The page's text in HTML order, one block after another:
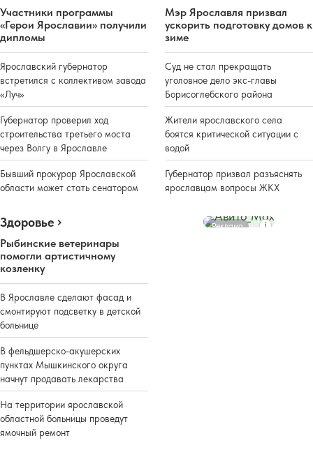
Участники программы
«Герои Ярославии» получили
дипломы
Ярославский губернатор
встретился с коллективом завода
«Луч»
Губернатор проверил ход
строительства третьего моста
через Волгу в Ярославле
Бывший прокурор Ярославской
области может стать сенатором
Мэр Ярославля призвал
ускорить подготовку домов к
зиме
Суд не стал прекращать
уголовное дело экс-главы
Борисоглебского района
Жители ярославского села
боятся критической ситуации с
водой
Губернатор призвал разъяснять
ярославцам вопросы ЖКХ
Здоровье
Рыбинские ветеринары
помогли артистичному
козленку
В Ярославле сделают фасад и
смонтируют подсветку в детской
больнице
В фельдшерско-акушерских
пунктах Мышкинского округа
начнут продавать лекарства
На территории ярославской
областной больницы проведут
ямочный ремонт
Реклама